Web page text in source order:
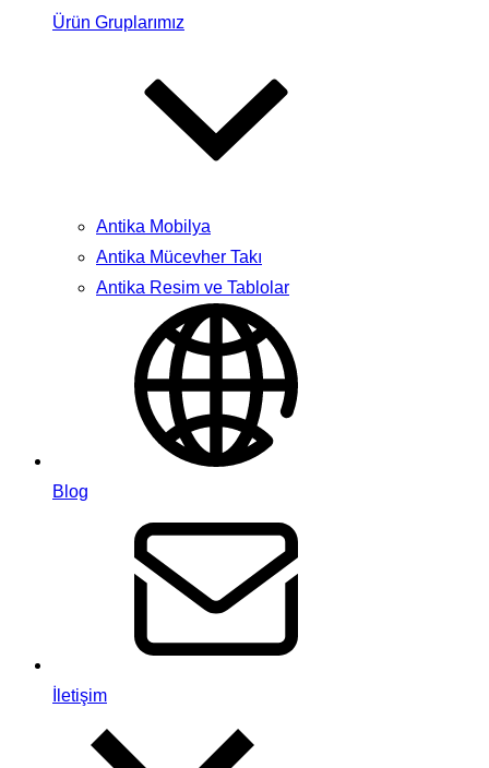
Ürün Gruplarımız
Antika Mobilya
Antika Mücevher Takı
Antika Resim ve Tablolar
Blog
İletişim